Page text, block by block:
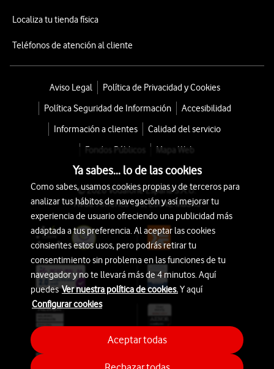
Localiza tu tienda física
Teléfonos de atención al cliente
Aviso Legal
Política de Privacidad y Cookies
Política Seguridad de Información
Accesibilidad
Información a clientes
Calidad del servicio
Fondos Públicos
Mapa Web
© 2026 Vodafone España S.A.U.
Avda. América 115, 28042 Madrid
Ya sabes... lo de las cookies
Como sabes, usamos cookies propias y de terceros para
analizar tus hábitos de navegación y así mejorar tu
experiencia de usuario ofreciendo una publicidad más
adaptada a tus preferencia. Al aceptar las cookies
consientes estos usos, pero podrás retirar tu
consentimiento sin problema en las funciones de tu
navegador y no te llevará más de 4 minutos. Aquí
puedesVer nuestra política de cookies.Y aquí
Configurar cookies
Aceptar todas